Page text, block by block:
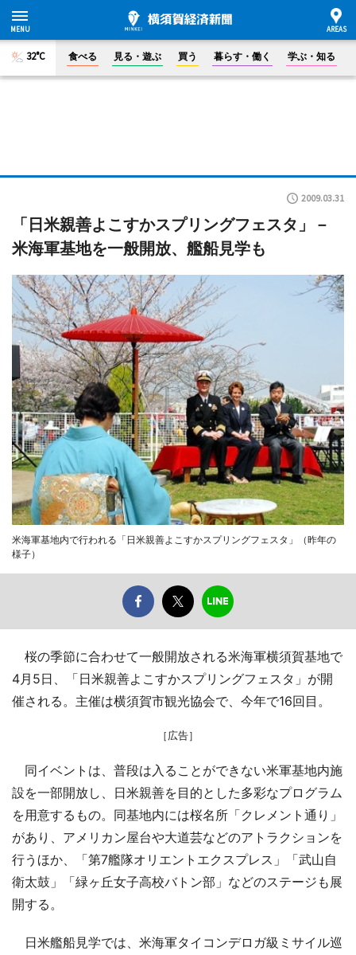
32°C 食べる 見る・遊ぶ 買う 暮らす・働く 学ぶ・知る
2009.03.31
「日米親善よこすかスプリングフェスタ」－
米海軍基地を一般開放、艦船見学も
米海軍基地内で行われる「日米親善よこすかスプリングフェスタ」（昨年の
様子）
桜の季節に合わせて一般開放される米海軍横須賀基地で
4月5日、「日米親善よこすかスプリングフェスタ」が開
催される。主催は横須賀市観光協会で、今年で16回目。
［広告］
同イベントは、普段は入ることができない米軍基地内施
設を一部開放し、日米親善を目的とした多彩なプログラム
を用意するもの。同基地内には桜名所「クレメント通り」
があり、アメリカン屋台や大道芸などのアトラクションを
行うほか、「第7艦隊オリエントエクスプレス」「武山自
衛太鼓」「緑ヶ丘女子高校バトン部」などのステージも展
開する。
日米艦船見学では、米海軍タイコンデロガ級ミサイル巡